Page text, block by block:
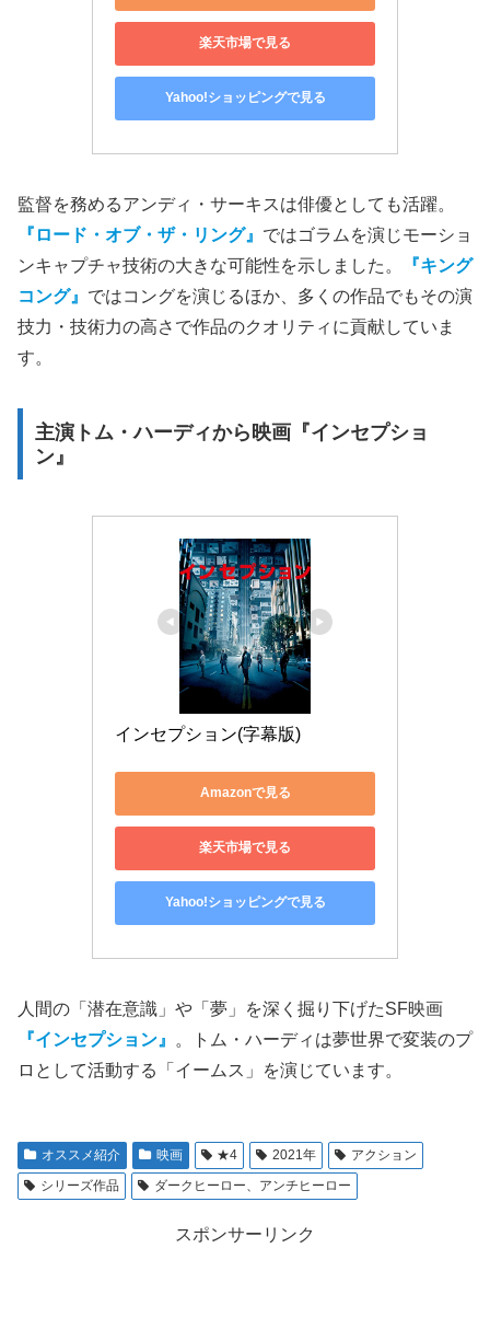
楽天市場で見る
Yahoo!ショッピングで見る
監督を務めるアンディ・サーキスは俳優としても活躍。
『ロード・オブ・ザ・リング』 ではゴラムを演じモーショ
ンキャプチャ技術の大きな可能性を示しました。
『キング
コング』 ではコングを演じるほか、多くの作品でもその演
技力・技術力の高さで作品のクオリティに貢献していま
す。
主演トム・ハーディから映画『インセプショ
ン』
インセプション(字幕版)
Amazonで見る
楽天市場で見る
Yahoo!ショッピングで見る
人間の「潜在意識」や「夢」を深く掘り下げたSF映画
『インセプション』
。トム・ハーディは夢世界で変装のプ
ロとして活動する「イームス」を演じています。
オススメ紹介 映画 ★4 2021年
アクション
シリーズ作品
ダークヒーロー、アンチヒーロー
スポンサーリンク